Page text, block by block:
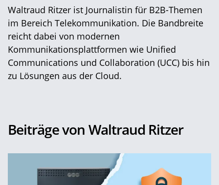
Waltraud Ritzer ist Journalistin für B2B-Themen
im Bereich Telekommunikation. Die Bandbreite
reicht dabei von modernen
Kommunikationsplattformen wie Unified
Communications und Collaboration (UCC) bis hin
zu Lösungen aus der Cloud.
Beiträge von Waltraud Ritzer